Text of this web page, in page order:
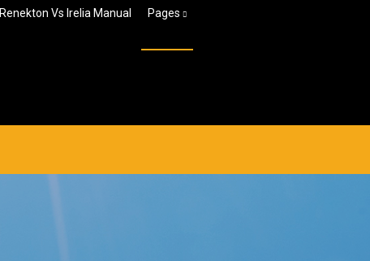
Renekton Vs Irelia Manual Pages